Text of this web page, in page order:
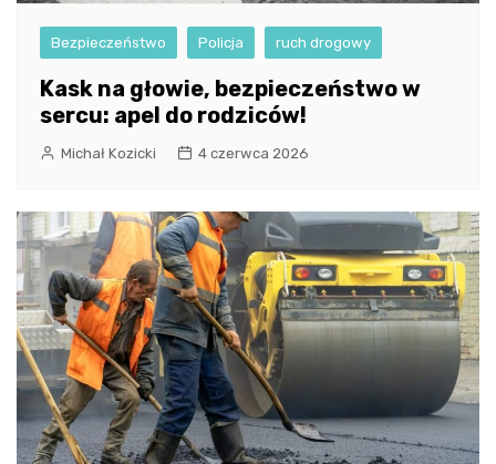
Bezpieczeństwo Policja ruch drogowy
Kask na głowie, bezpieczeństwo w
sercu: apel do rodziców!
Michał Kozicki 4 czerwca 2026